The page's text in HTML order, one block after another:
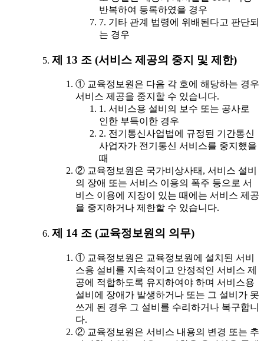
반복하여 등록하였을 경우
7. 기타 관계 법령에 위배된다고 판단되
는 경우
제 13 조 (서비스 제공의 중지 및 제한)
① 교육정보원은 다음 각 호에 해당하는 경우
서비스 제공을 중지할 수 있습니다.
1. 서비스용 설비의 보수 또는 공사로
인한 부득이한 경우
2. 전기통신사업법에 규정된 기간통신
사업자가 전기통신 서비스를 중지했을
때
② 교육정보원은 국가비상사태, 서비스 설비
의 장애 또는 서비스 이용의 폭주 등으로 서
비스 이용에 지장이 있는 때에는 서비스 제공
을 중지하거나 제한할 수 있습니다.
제 14 조 (교육정보원의 의무)
① 교육정보원은 교육정보원에 설치된 서비
스용 설비를 지속적이고 안정적인 서비스 제
공에 적합하도록 유지하여야 하며 서비스용
설비에 장애가 발생하거나 또는 그 설비가 못
쓰게 된 경우 그 설비를 수리하거나 복구합니
다.
② 교육정보원은 서비스 내용의 변경 또는 추